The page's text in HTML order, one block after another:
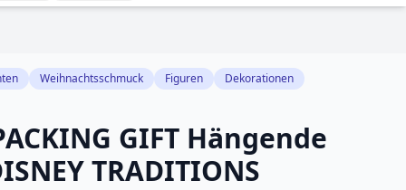
Weihnachtsschmuck Figuren
Dekorationen
GIFT Hängende
TRADITIONS